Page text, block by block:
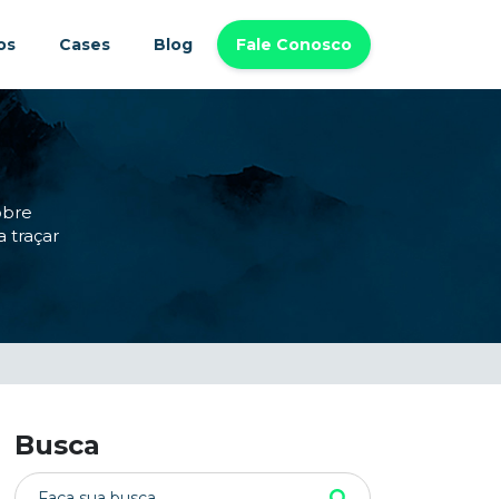
Cases Blog Fale Conosco
traçar
Busca